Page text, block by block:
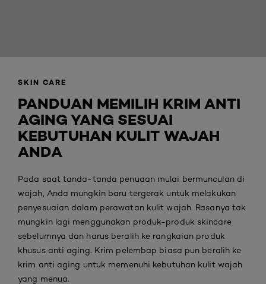
SKIN CARE
PANDUAN MEMILIH KRIM ANTI
AGING YANG SESUAI
KEBUTUHAN KULIT WAJAH
ANDA
Pada saat tanda-tanda penuaan mulai bermunculan di
wajah, Anda mungkin baru tergerak untuk melakukan
penyesuaian dalam perawatan kulit wajah. Rasanya tak
mungkin lagi menggunakan produk-produk skincare
sebelumnya dan harus beralih ke rangkaian produk
khusus anti aging. Krim pelembap biasa pun beralih ke
krim anti aging untuk memenuhi kebutuhan kulit wajah
yang menua.